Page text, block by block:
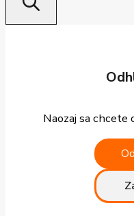
Naozaj sa chcete